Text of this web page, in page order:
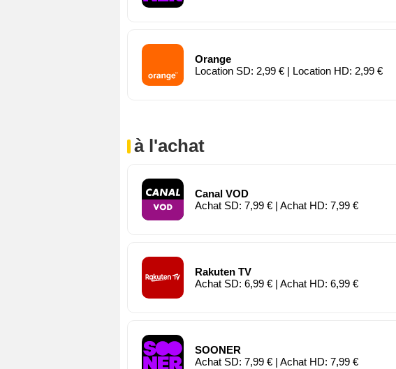
Orange
Location SD: 2,99 € | Location HD: 2,99 €
à l'achat
Canal VOD
Achat SD: 7,99 € | Achat HD: 7,99 €
Rakuten TV
Achat SD: 6,99 € | Achat HD: 6,99 €
SOONER
Achat SD: 7,99 € | Achat HD: 7,99 €